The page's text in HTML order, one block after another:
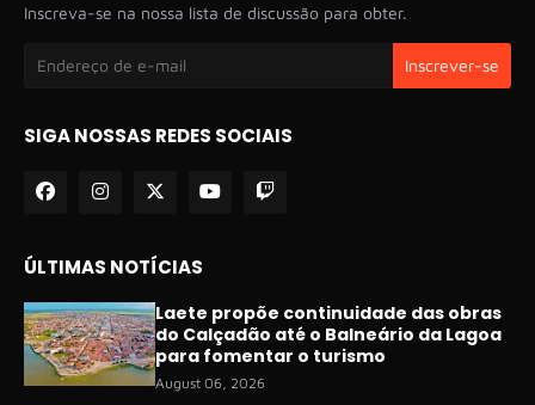
Inscreva-se na nossa lista de discussão para obter.
SIGA NOSSAS REDES SOCIAIS
ÚLTIMAS NOTÍCIAS
Laete propõe continuidade das obras
do Calçadão até o Balneário da Lagoa
para fomentar o turismo
August 06, 2026